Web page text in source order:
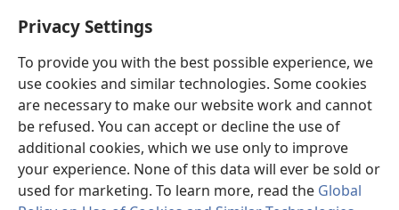
Privacy Settings
To provide you with the best possible experience, we
use cookies and similar technologies. Some cookies
are necessary to make our website work and cannot
be refused. You can accept or decline the use of
additional cookies, which we use only to improve
your experience. None of this data will ever be sold or
used for marketing. To learn more, read the Global
Golèk JW.ORG
Sumbangan
(opens
new
window)PERPUSTAKAAN ONLINE Warta Penting
(opens
new
JW Hub ®
(opens
new
window)